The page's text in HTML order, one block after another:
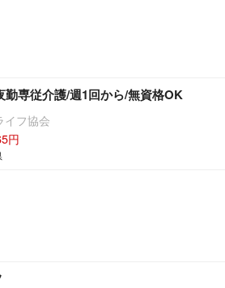
勤専従介護/週1回から/無資格OK
イフ協会
円